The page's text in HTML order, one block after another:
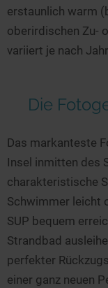
alle Länder…
erstaunlich warm
oberirdischen Zu-
variiert je nach
Die
Das markanteste
Insel inmitten des
charakteristische
Schwimmer leicht
SUP bequem
Strandbad
perfekter
einer ganz neuen